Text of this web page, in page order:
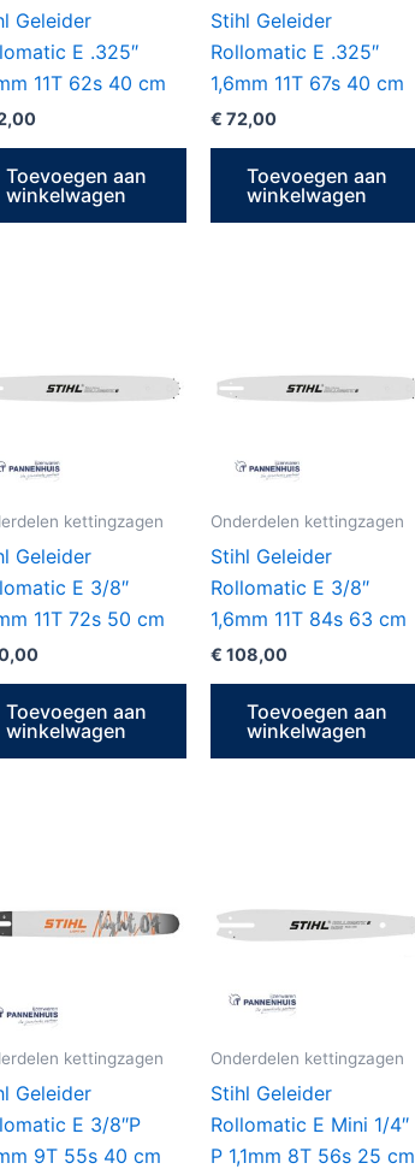
Geleider
E .325″
11T 62s 40 cm
Toevoegen aan
winkelwagen
Stihl Geleider
Rollomatic E .325″
1,6mm 11T 67s 40 cm
€ 72,00
Toevoegen aan
winkelwagen
kettingzagen
Geleider
E 3/8″
11T 72s 50 cm
Toevoegen aan
winkelwagen
Onderdelen kettingzagen
Stihl Geleider
Rollomatic E 3/8″
1,6mm 11T 84s 63 cm
€ 108,00
Toevoegen aan
winkelwagen
kettingzagen
Geleider
E 3/8″P
9T 55s 40 cm
Onderdelen kettingzagen
Stihl Geleider
Rollomatic E Mini 1/4″
P 1,1mm 8T 56s 25 cm